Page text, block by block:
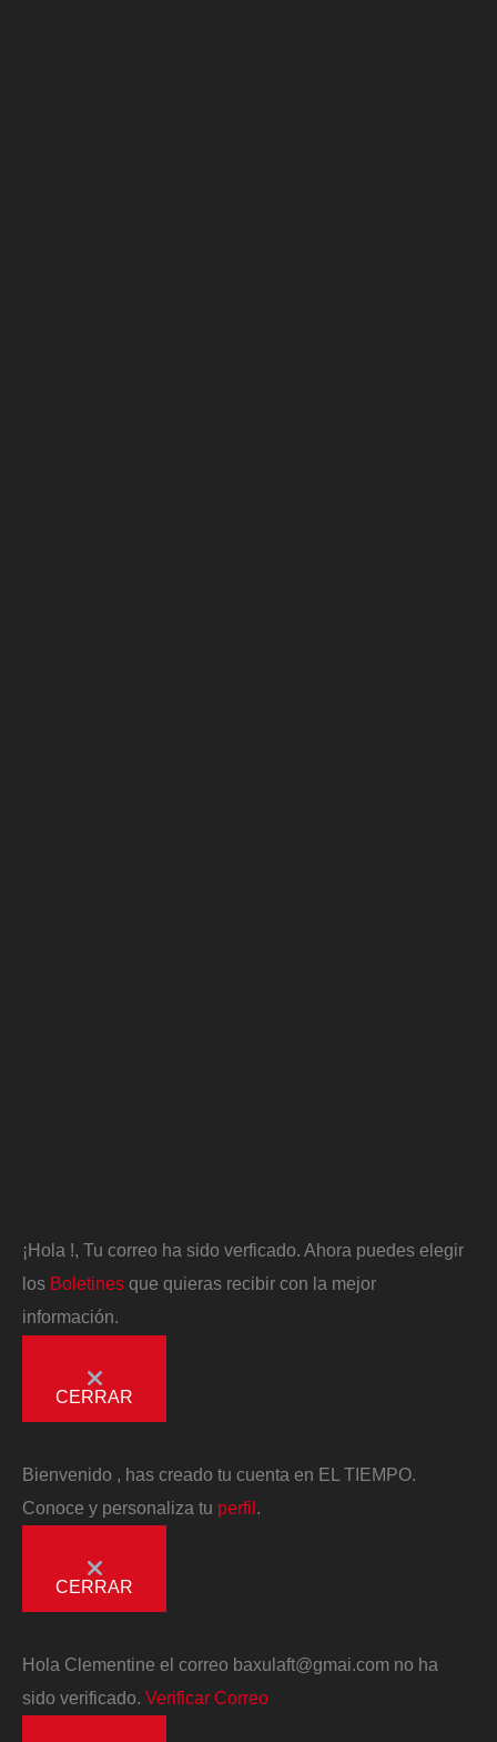
¡Hola !, Tu correo ha sido verficado. Ahora puedes elegir
los Boletines que quieras recibir con la mejor
información.
CERRAR
Bienvenido
, has creado tu cuenta en EL TIEMPO.
Conoce y personaliza tu perfil
CERRAR
Hola Clementine el correo baxulaft@gmai.com no ha
sido verificado. Verificar Correo